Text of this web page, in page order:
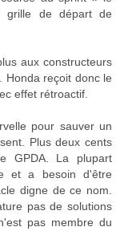
grille de départ de
aux constructeurs
Honda reçoit donc le
effet rétroactif.
pour sauver un
Plus deux cents
GPDA. La plupart
et a besoin d'être
digne de ce nom.
pas de solutions
pas membre du